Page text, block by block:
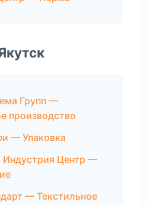
Групп —
производство
— Упаковка
Индустрия Центр —
— Текстильное